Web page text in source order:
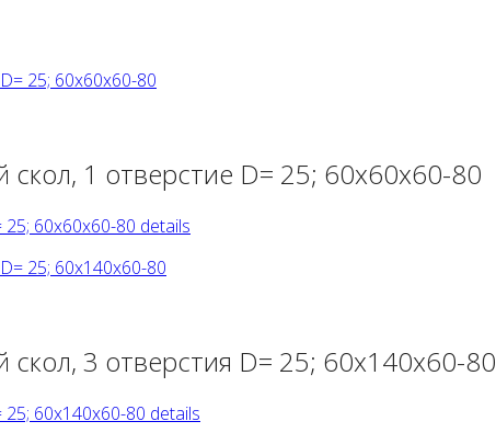
1 отверстие D= 25; 60х60х60-80
60х60х60-80 details
3 отверстия D= 25; 60х140х60-80
60х140х60-80 details